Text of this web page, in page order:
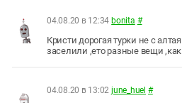
04.08.20 в 12:34 bonita #
Кристи дорогая турки не с
заселили ,ето разные вещи
04.08.20 в 13:02 june_huel #